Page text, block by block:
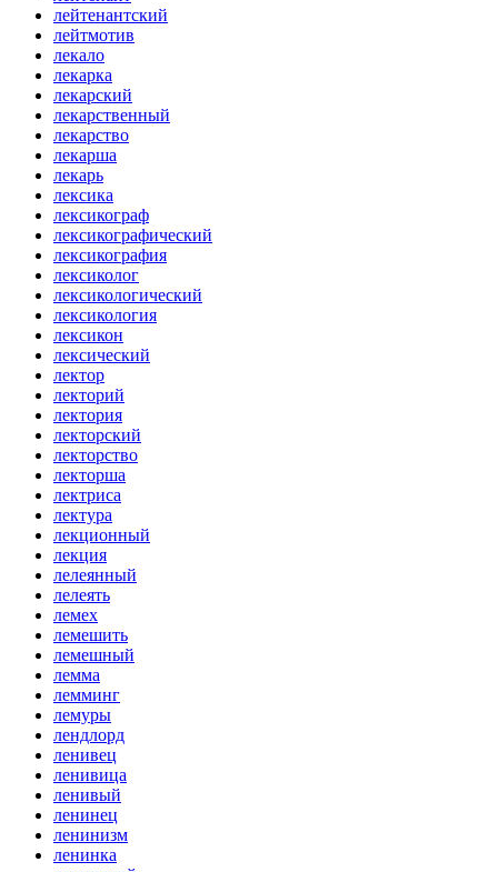
лейтенантский
лейтмотив
лекало
лекарка
лекарский
лекарственный
лекарство
лекарша
лекарь
лексика
лексикограф
лексикографический
лексикография
лексиколог
лексикологический
лексикология
лексикон
лексический
лектор
лекторий
лектория
лекторский
лекторство
лекторша
лектриса
лектура
лекционный
лекция
лелеянный
лелеять
лемех
лемешить
лемешный
лемма
лемминг
лемуры
лендлорд
ленивец
ленивица
ленивый
ленинец
ленинизм
ленинка